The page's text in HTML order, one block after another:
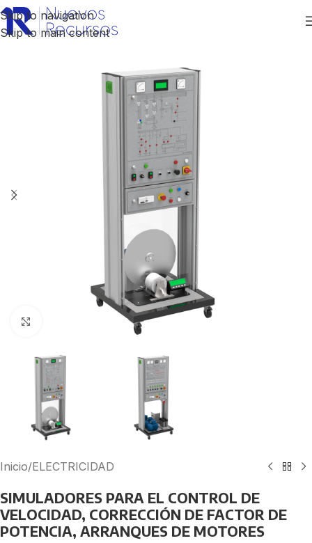
Skip to navigation
Skip to main content
Inicio/ELECTRICIDAD
SIMULADORES PARA EL CONTROL DE
VELOCIDAD, CORRECCIÓN DE FACTOR DE
POTENCIA, ARRANQUES DE MOTORES